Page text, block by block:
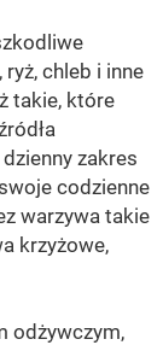
chleb i inne
takie, które
zakres
codzienne
warzywa takie
krzyżowe,
odżywczym,